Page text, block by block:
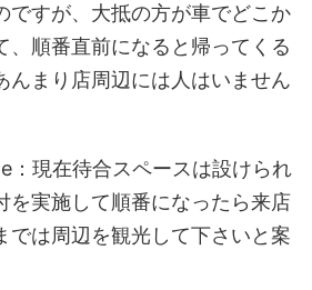
ですが、大抵の方が車でどこか
、順番直前になると帰ってくる
んまり店周辺には人はいません
現在待合スペースは設けられ
を実施して順番になったら来店
では周辺を観光して下さいと案